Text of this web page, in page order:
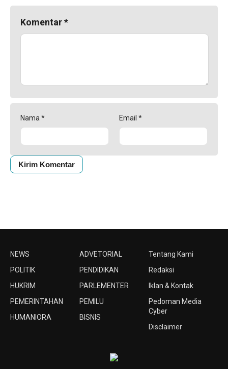
Komentar*
Nama * Email *
NEWS
POLITIK
HUKRIM
PEMERINTAHAN
HUMANIORA
ADVETORIAL
PENDIDIKAN
PARLEMENTER
PEMILU
BISNIS
Tentang Kami
Redaksi
Iklan & Kontak
Pedoman Media
Cyber
Disclaimer